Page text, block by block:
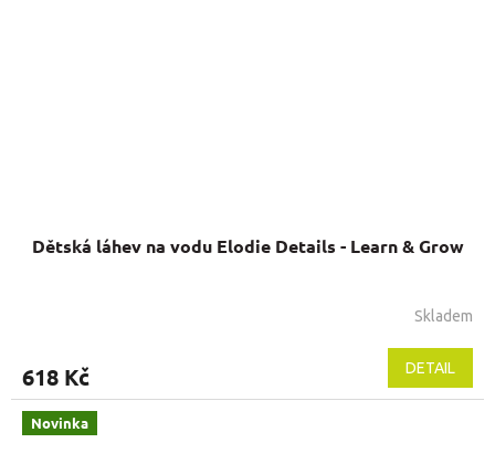
Dětská láhev na vodu Elodie Details - Learn & Grow
Skladem
618 Kč DETAIL
Novinka